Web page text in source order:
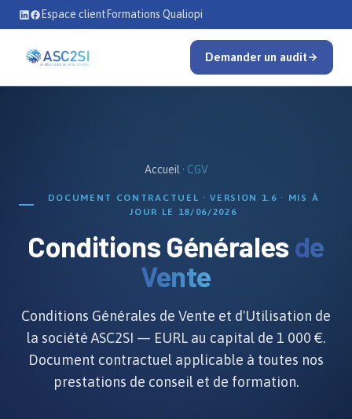
Se rendre au contenu
Espace client Formations Qualiopi
Demander un audit
Accueil · CGV
DOCUMENT CONTRACTUEL · VERSION 1.6 · MIS À
JOUR LE 18/06/2026
Conditions Générales de
Vente
Conditions Générales de Vente et d'Utilisation de
la société ASC2SI — EURL au capital de 1 000 €.
Document contractuel applicable à toutes nos
prestations de conseil et de formation.